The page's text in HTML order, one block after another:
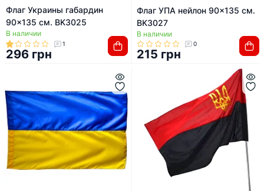
Флаг Украины габардин
90x135 см. BK3025
В наличии
1
296 грн
Флаг УПА нейлон 90x135 см.
BK3027
В наличии
0
215 грн